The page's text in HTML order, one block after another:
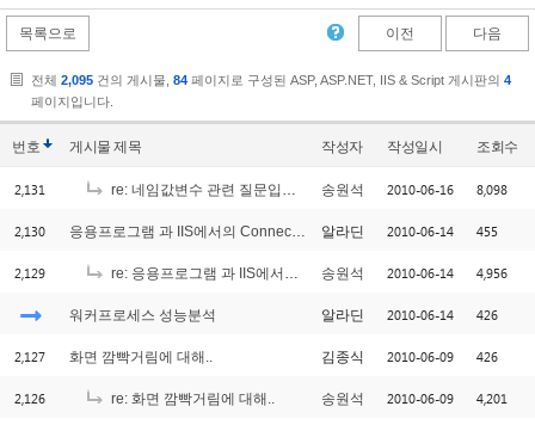
목록으로 이전 다음
전체 2,095 건의 게시물, 84 페이지로 구성된 ASP, ASP.NET, IIS & Script 게시판의 4
페이지입니다.
번호 게시물제목 작성자 작성일시 조회수
2,131 re: 네임값변수 관련 질문입니다. 송원석 2010-06-16 8,098
2,130 응용프로그램 과 IIS에서의 Connection Count? 알라딘 2010-06-14 455
2,129 re: 응용프로그램 과 IIS에서의 Connection Count? 송원석 2010-06-14 4,956
워커프로세스 성능분석 알라딘 2010-06-14 426
2,127 화면 깜빡거림에 대해.. 김종식 2010-06-09 426
2,126 re: 화면 깜빡거림에 대해.. 송원석 2010-06-09 4,201